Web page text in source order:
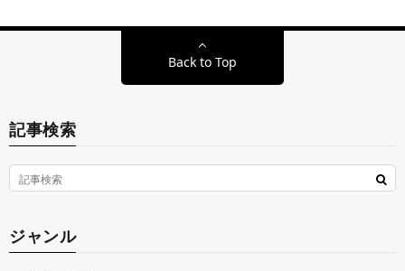
Back to Top
記事検索
ジャンル